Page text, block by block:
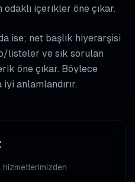
içerikler öne çıkar.
ise; net başlık hiyerarşisi
listeler ve sık sorulan
öne çıkar. Böylece
anlamlandırır.